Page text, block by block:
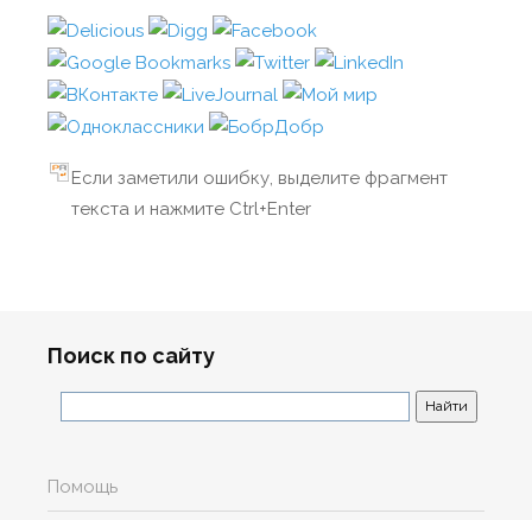
Если заметили ошибку, выделите фрагмент
текста и нажмите Ctrl+Enter
Поиск по сайту
Помощь